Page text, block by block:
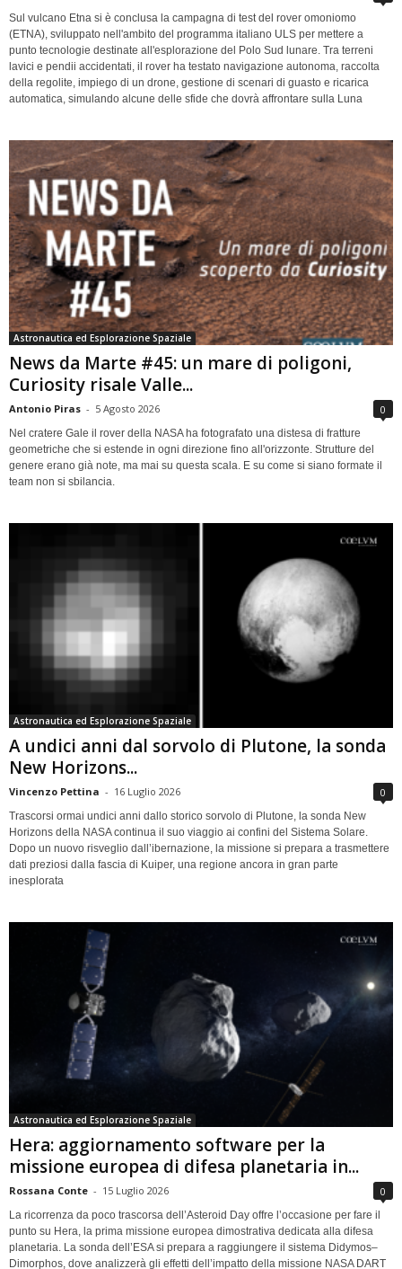
Sul vulcano Etna si è conclusa la campagna di test del rover omoniomo
(ETNA), sviluppato nell'ambito del programma italiano ULS per mettere a
punto tecnologie destinate all'esplorazione del Polo Sud lunare. Tra terreni
lavici e pendii accidentati, il rover ha testato navigazione autonoma, raccolta
della regolite, impiego di un drone, gestione di scenari di guasto e ricarica
automatica, simulando alcune delle sfide che dovrà affrontare sulla Luna
Astronautica ed Esplorazione Spaziale
News da Marte #45: un mare di poligoni,
Curiosity risale Valle...
Antonio Piras - 5 Agosto 2026 0
Nel cratere Gale il rover della NASA ha fotografato una distesa di fratture
geometriche che si estende in ogni direzione fino all'orizzonte. Strutture del
genere erano già note, ma mai su questa scala. E su come si siano formate il
team non si sbilancia.
Astronautica ed Esplorazione Spaziale
A undici anni dal sorvolo di Plutone, la sonda
New Horizons...
Vincenzo Pettina - 16 Luglio 2026 0
Trascorsi ormai undici anni dallo storico sorvolo di Plutone, la sonda New
Horizons della NASA continua il suo viaggio ai confini del Sistema Solare.
Dopo un nuovo risveglio dall’ibernazione, la missione si prepara a trasmettere
dati preziosi dalla fascia di Kuiper, una regione ancora in gran parte
inesplorata
Astronautica ed Esplorazione Spaziale
Hera: aggiornamento software per la
missione europea di difesa planetaria in...
Rossana Conte - 15 Luglio 2026 0
La ricorrenza da poco trascorsa dell’Asteroid Day offre l’occasione per fare il
punto su Hera, la prima missione europea dimostrativa dedicata alla difesa
planetaria. La sonda dell’ESA si prepara a raggiungere il sistema Didymos–
Dimorphos, dove analizzerà gli effetti dell’impatto della missione NASA DART